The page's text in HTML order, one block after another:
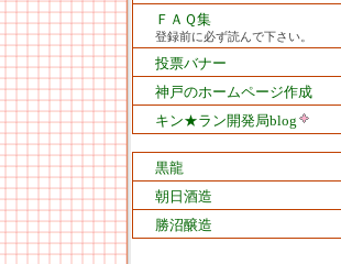
ＦＡＱ集
登録前に必ず読んで下さい。
投票バナー
神戸のホームページ作成
キン★ラン開発局blog
黒龍
朝日酒造
勝沼醸造